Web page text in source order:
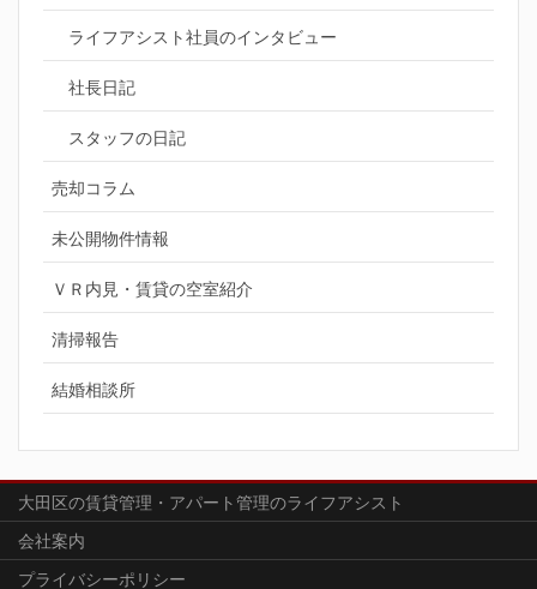
ライフアシスト社員のインタビュー
社長日記
スタッフの日記
売却コラム
未公開物件情報
ＶＲ内見・賃貸の空室紹介
清掃報告
結婚相談所
大田区の賃貸管理・アパート管理のライフアシスト
会社案内
プライバシーポリシー